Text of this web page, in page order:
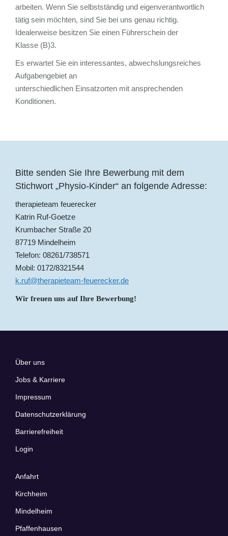
arbeiten. Wenn Sie selbstständig und eigenverantwortlich
tätig sein möchten, sind Sie bei uns genau richtig.
Idealerweise besitzen Sie einen Führerschein der
Klasse (B)3.
Es erwartet Sie ein interessantes, abwechslungsreiches
Aufgabengebiet an
unterschiedlichen Einsatzorten mit ansprechenden
Konditionen.
Bitte senden Sie Ihre Bewerbung mit dem
Stichwort „Physio-Kinder“ an folgende Adresse:
therapieteam feuerecker
Katrin Ruf-Goetze
Krumbacher Straße 20
87719 Mindelheim
Telefon: 08261/738571
Mobil: 0172/8321544
k.ruf@therapieteam-feuerecker.de
Wir freuen uns auf Ihre Bewerbung!
Über uns
Jobs & Karriere
Impressum
Datenschutzerklärung
Barrierefreiheit​​​
Login
Anfahrt
Kirchheim
Mindelheim
Pfaffenhausen